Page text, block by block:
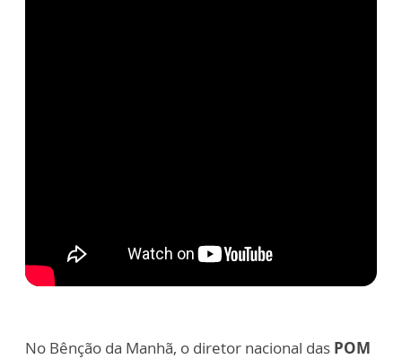
No Bênção da Manhã, o diretor nacional das POM